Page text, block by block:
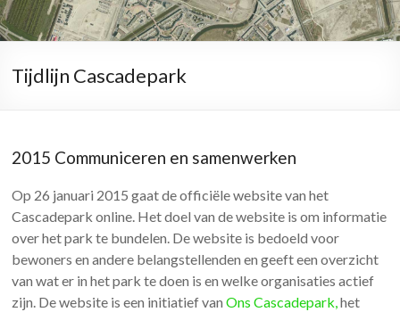
Tijdlijn Cascadepark
2015 Communiceren en samenwerken
Op 26 januari 2015 gaat de officiële website van het
Cascadepark online. Het doel van de website is om informatie
over het park te bundelen. De website is bedoeld voor
bewoners en andere belangstellenden en geeft een overzicht
van wat er in het park te doen is en welke organisaties actief
zijn. De website is een initiatief vanOns Cascadepark,het